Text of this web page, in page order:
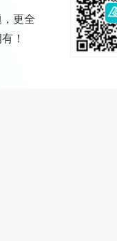
更全
！